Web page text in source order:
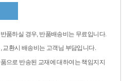
품하실 경우, 반품배송비는 무료입니다.
교환시 배송비는 고객님 부담입니다.
으로 반송된 교재에 대하여는 책임지지